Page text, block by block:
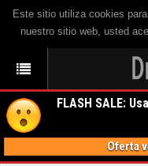
Este sitio utiliza cookies
nuestro sitio web, usted
FLASH SALE:
Oferta